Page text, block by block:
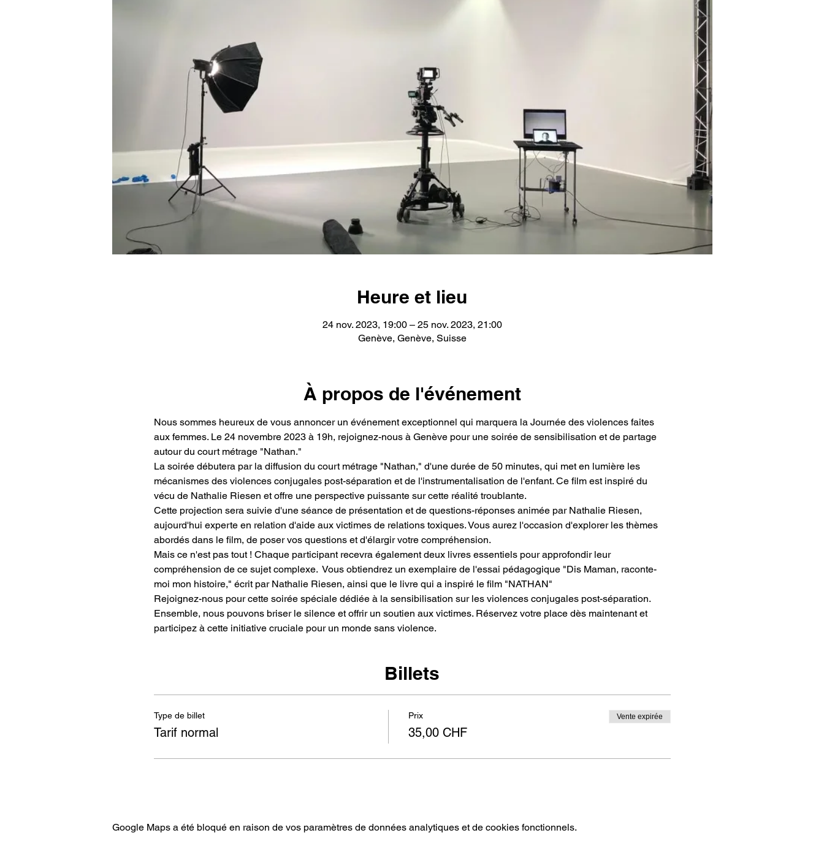
Heure et lieu
24 nov. 2023, 19:00 – 25 nov. 2023, 21:00
Genève, Genève, Suisse
À propos de l'événement
Nous sommes heureux de vous annoncer un événement exceptionnel qui marquera la Journée des violences faites
aux femmes. Le 24 novembre 2023 à 19h, rejoignez-nous à Genève pour une soirée de sensibilisation et de partage
autour du court métrage "Nathan."
La soirée débutera par la diffusion du court métrage "Nathan," d'une durée de 50 minutes, qui met en lumière les
mécanismes des violences conjugales post-séparation et de l'instrumentalisation de l'enfant. Ce film est inspiré du
vécu de Nathalie Riesen et offre une perspective puissante sur cette réalité troublante.
Cette projection sera suivie d'une séance de présentation et de questions-réponses animée par Nathalie Riesen,
aujourd'hui experte en relation d'aide aux victimes de relations toxiques. Vous aurez l'occasion d'explorer les thèmes
abordés dans le film, de poser vos questions et d'élargir votre compréhension.
Mais ce n'est pas tout ! Chaque participant recevra également deux livres essentiels pour approfondir leur
compréhension de ce sujet complexe.  Vous obtiendrez un exemplaire de l'essai pédagogique "Dis Maman, raconte-
moi mon histoire," écrit par Nathalie Riesen, ainsi que le livre qui a inspiré le film "NATHAN"
Rejoignez-nous pour cette soirée spéciale dédiée à la sensibilisation sur les violences conjugales post-séparation.
Ensemble, nous pouvons briser le silence et offrir un soutien aux victimes. Réservez votre place dès maintenant et
participez à cette initiative cruciale pour un monde sans violence.
Billets
Type de billet
Tarif normal
Prix
35,00 CHF
Vente expirée
Google Maps a été bloqué en raison de vos paramètres de données analytiques et de cookies fonctionnels.